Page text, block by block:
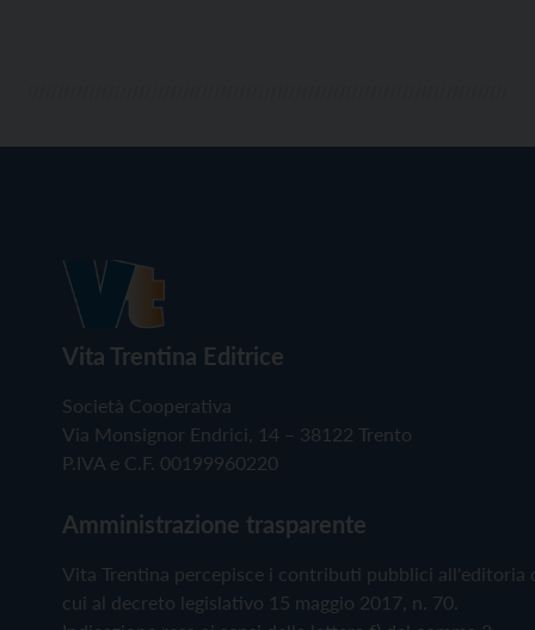
Vita Trentina Editrice
Società Cooperativa
Via Monsignor Endrici, 14 – 38122 Trento
P.IVA e C.F. 00199960220
Amministrazione trasparente
Vita Trentina percepisce i contributi pubblici all'editoria
cui al decreto legislativo 15 maggio 2017, n. 70.